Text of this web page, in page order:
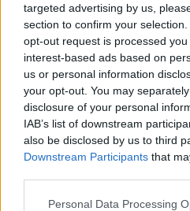
targeted advertising by us,
section to confirm your
opt-out request is processed
interest-based ads based on
us or personal information
your opt-out. You may
disclosure of your personal
IAB’s list of downstream
also be disclosed by us to third
Downstream Participants that
Please note that this website/
Personal Data Processing